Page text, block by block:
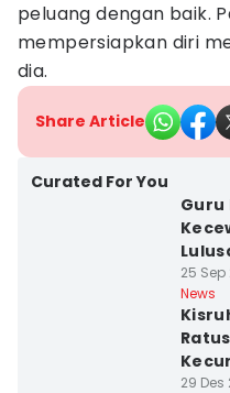
peluang dengan baik.
mempersiapkan diri
dia.
Share Article
Curated For You
Guru
25 Sep
News
29 Des